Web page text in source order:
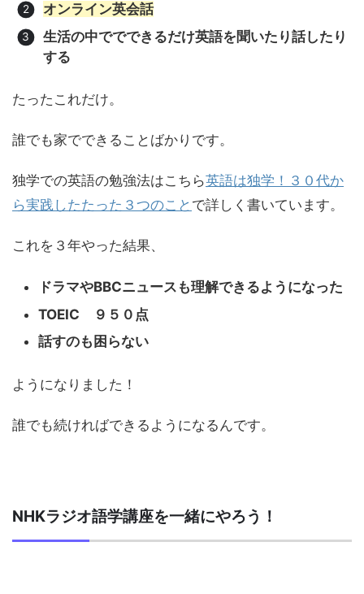
オンライン英会話
生活の中ででできるだけ英語を聞いたり話したり
する
たったこれだけ。
誰でも家でできることばかりです。
独学での英語の勉強法はこちら英語は独学！３０代か
ら実践したたった３つのこと で詳しく書いています。
これを３年やった結果、
ドラマやBBCニュースも理解できるようになった
TOEIC ９５０点
話すのも困らない
ようになりました！
誰でも続ければできるようになるんです。
NHKラジオ語学講座を一緒にやろう！